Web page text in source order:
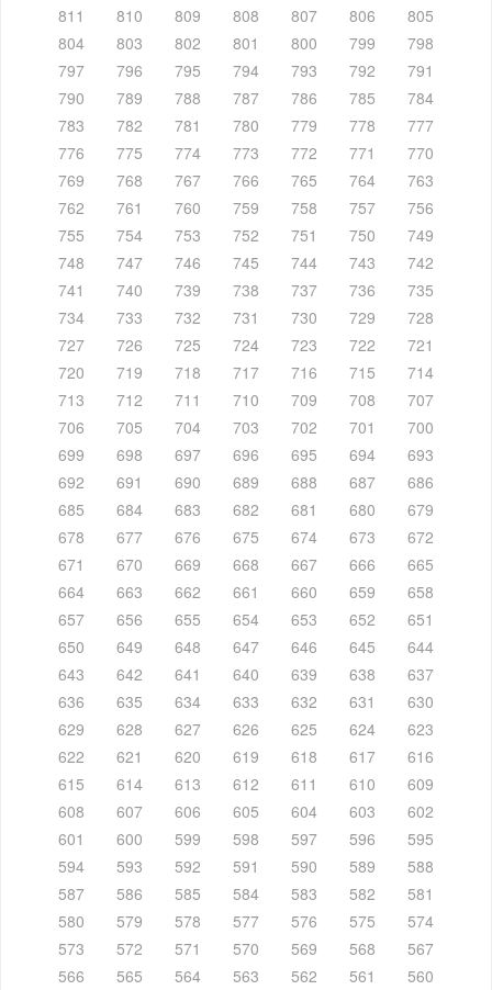
811 810 809 808 807 806
805
804
803 802 801 800 799
798
797
796 795 794 793 792
791
790
789 788 787 786 785
784
783
782 781 780 779 778
777
776
775 774 773 772 771
770
769
768 767 766 765 764
763
762
761 760 759 758 757
756
755
754 753 752 751 750
749
748
747 746 745 744 743
742
741
740 739 738 737 736
735
734
733 732 731 730 729
728
727
726 725 724 723 722
721
720
719 718 717 716 715
714
713
712 711 710 709 708
707
706
705 704 703 702 701
700
699
698 697 696 695 694
693
692
691 690 689 688 687
686
685
684 683 682 681 680
679
678
677 676 675 674 673
672
671
670 669 668 667 666
665
664
663 662 661 660 659
658
657
656 655 654 653 652
651
650
649 648 647 646 645
644
643
642 641 640 639 638
637
636
635 634 633 632 631
630
629
628 627 626 625 624
623
622
621 620 619 618 617
616
615
614 613 612 611 610
609
608
607 606 605 604 603
602
601
600 599 598 597 596
595
594
593 592 591 590 589
588
587
586 585 584 583 582
581
580
579 578 577 576 575
574
573
572 571 570 569 568
567
566
565 564 563 562 561
560